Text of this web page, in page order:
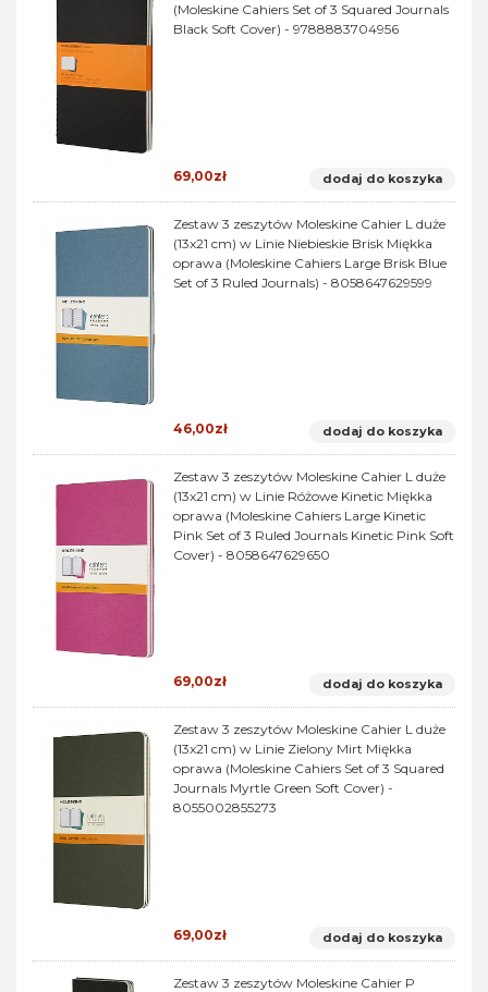
(Moleskine Cahiers Set of 3 Squared Journals
Black Soft Cover) - 9788883704956
69,00zł dodaj do koszyka
Zestaw 3 zeszytów Moleskine Cahier L duże
(13x21 cm) w Linie Niebieskie Brisk Miękka
oprawa (Moleskine Cahiers Large Brisk Blue
Set of 3 Ruled Journals) - 8058647629599
46,00zł dodaj do koszyka
Zestaw 3 zeszytów Moleskine Cahier L duże
(13x21 cm) w Linie Różowe Kinetic Miękka
oprawa (Moleskine Cahiers Large Kinetic
Pink Set of 3 Ruled Journals Kinetic Pink Soft
Cover) - 8058647629650
69,00zł dodaj do koszyka
Zestaw 3 zeszytów Moleskine Cahier L duże
(13x21 cm) w Linie Zielony Mirt Miękka
oprawa (Moleskine Cahiers Set of 3 Squared
Journals Myrtle Green Soft Cover) -
8055002855273
69,00zł dodaj do koszyka
Zestaw 3 zeszytów Moleskine Cahier P